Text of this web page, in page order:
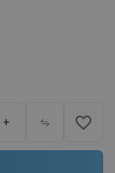
+ favorite_border